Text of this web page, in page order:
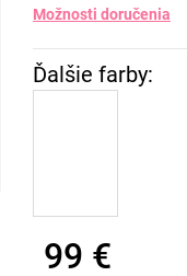
Možnosti doručenia
99 €